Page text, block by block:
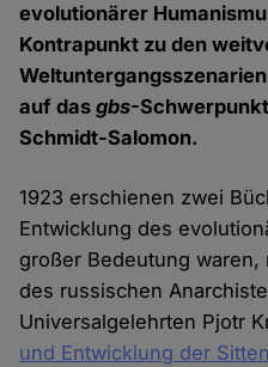
evolutionärer
Kontrapunkt zu den
auf dasgbs-
Schmidt-Salomon.
1923 erschienen zwei
Entwicklung des
großer Bedeutung waren,
des russischen
Universalgelehrten Pjotr
und Entwicklung der Sitten